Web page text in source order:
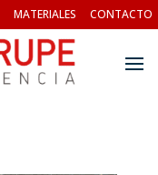
MATERIALES CONTACTO